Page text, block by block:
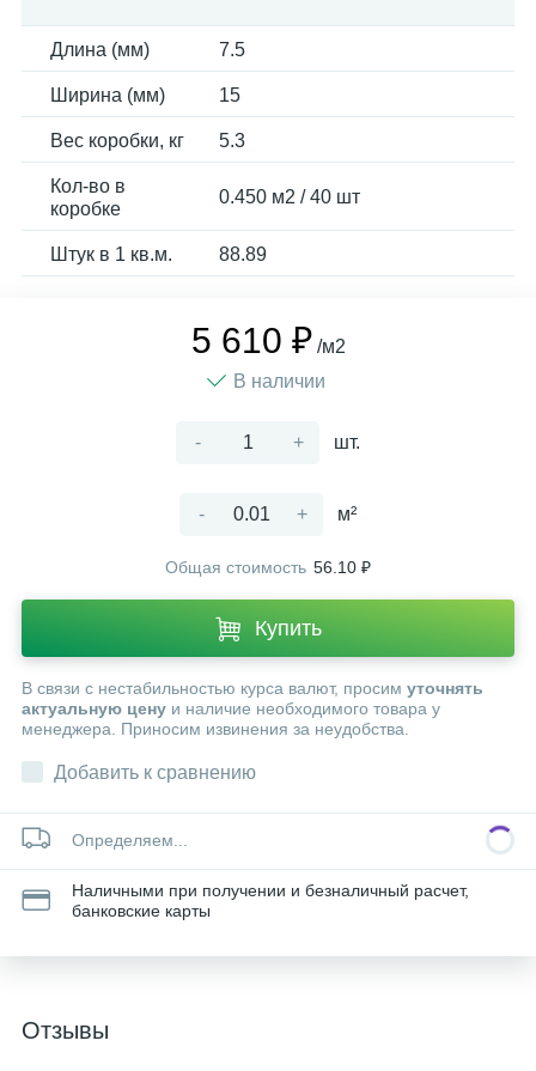
Длина (мм) 7.5
Ширина (мм) 15
Вес коробки, кг 5.3
Кол-во в
коробке
0.450 м2 / 40 шт
Штук в 1 кв.м. 88.89
5 610 ₽ /м2
В наличии
- + шт.
- + м²
Общая стоимость 56.10 ₽
Купить
В связи с нестабильностью курса валют, просим уточнять
актуальную цену и наличие необходимого товара у
менеджера. Приносим извинения за неудобства.
Добавить к сравнению
Определяем...
Наличными при получении и безналичный расчет,
банковские карты
Отзывы